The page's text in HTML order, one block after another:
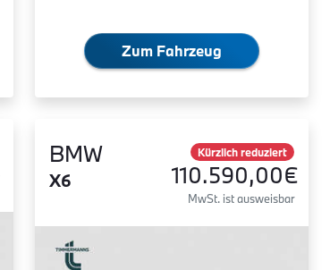
Zum Fahrzeug
BMW
X6
Kürzlich reduziert
110.590,00€
MwSt. ist ausweisbar